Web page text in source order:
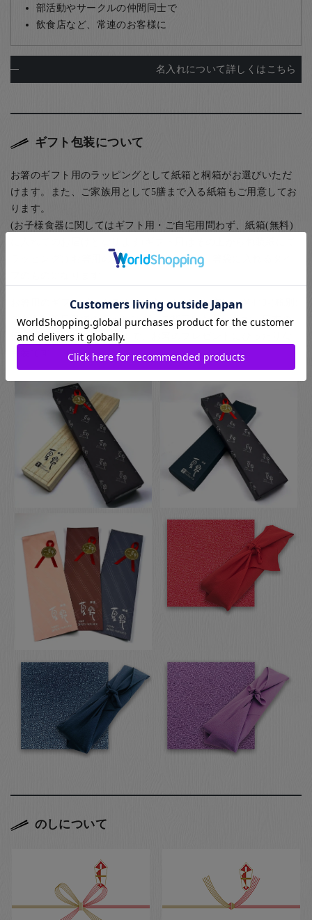
部活動やサークルの仲間同士で
飲食店など、常連のお客様に
名入れについて詳しくはこちら
ギフト包装について
お箸のギフト用のラッピングとして紙箱と桐箱がお選びいただ
けます。また、ご家族用として5膳まで入る紙箱もご用意してお
ります。
(お子様食器に関してはギフト用・ご自宅用問わず、紙箱(無料)
ラッピング)) お箸用の無料のラッピングは、箸袋に入れるタイ
お箸用のギフトボックスをご注文いただいた方は、￥440-(税別)
でさらに風呂敷でのラッピングもご指定いただけます。日本の
伝統的な贈り物のスタイルで、お箸のプレゼントにぴったりな
のしについて